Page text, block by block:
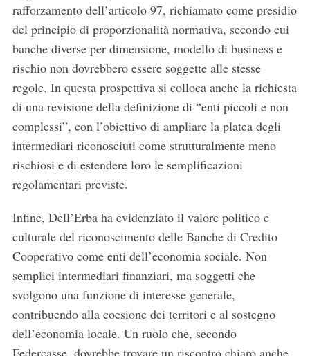
rafforzamento dell’articolo 97, richiamato come presidio
del principio di proporzionalità normativa, secondo cui
banche diverse per dimensione, modello di business e
rischio non dovrebbero essere soggette alle stesse
regole. In questa prospettiva si colloca anche la richiesta
di una revisione della definizione di “enti piccoli e non
complessi”, con l’obiettivo di ampliare la platea degli
intermediari riconosciuti come strutturalmente meno
rischiosi e di estendere loro le semplificazioni
regolamentari previste.
Infine, Dell’Erba ha evidenziato il valore politico e
culturale del riconoscimento delle Banche di Credito
Cooperativo come enti dell’economia sociale. Non
semplici intermediari finanziari, ma soggetti che
svolgono una funzione di interesse generale,
contribuendo alla coesione dei territori e al sostegno
dell’economia locale. Un ruolo che, secondo
S
e
a
r
h
f
r
: